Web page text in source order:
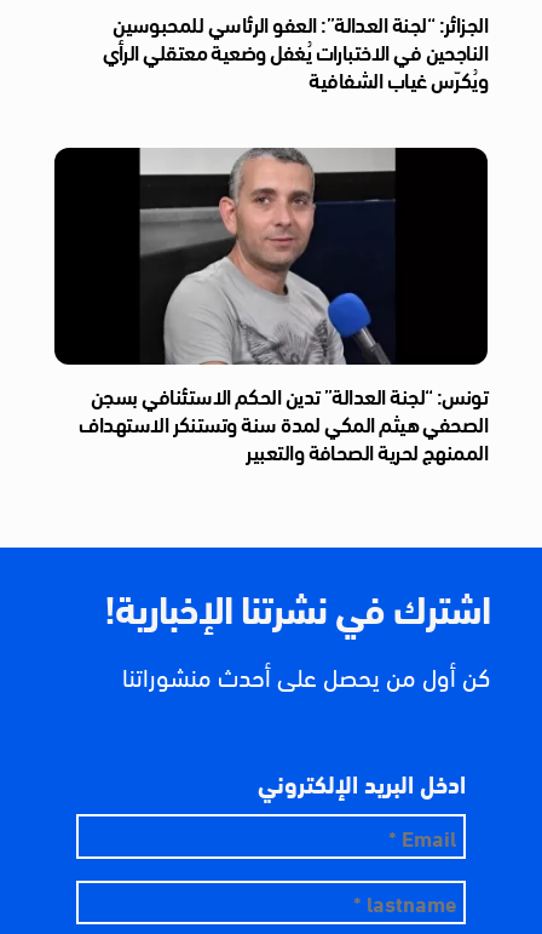
الجزائر: “لجنة العدالة”: العفو الرئاسي للمحبوسين
الناجحين في الاختبارات يُغفل وضعية معتقلي الرأي
ويُكرّس غياب الشفافية
تونس: “لجنة العدالة” تدين الحكم الاستئنافي بسجن
الصحفي هيثم المكي لمدة سنة وتستنكر الاستهداف
الممنهج لحرية الصحافة والتعبير
اشترك في نشرتنا الإخبارية!
كن أول من يحصل على أحدث منشوراتنا
ادخل البريد الإلكتروني